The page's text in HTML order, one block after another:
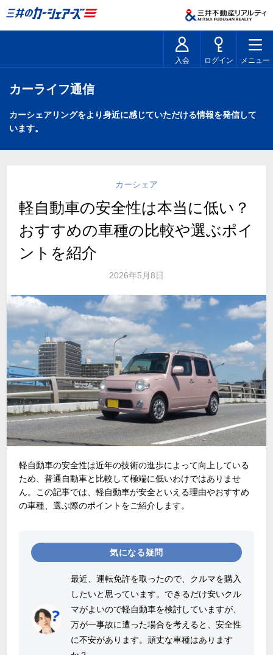
入会 ログイン メニュー
カーライフ通信
カーシェアリングをより身近に感じていただける情報を発信して
います。
カーシェア
軽自動車の安全性は本当に低い？
おすすめの車種の比較や選ぶポイ
ントを紹介
2026年5月8日
軽自動車の安全性は近年の技術の進歩によって向上している
ため、普通自動車と比較して極端に低いわけではありませ
ん。この記事では、軽自動車が安全といえる理由やおすすめ
の車種、選ぶ際のポイントをご紹介します。
気になる疑問
最近、運転免許を取ったので、クルマを購入
したいと思っています。できるだけ安いクル
マがよいので軽自動車を検討していますが、
万が一事故に遭った場合を考えると、安全性
に不安があります。頑丈な車種はあります